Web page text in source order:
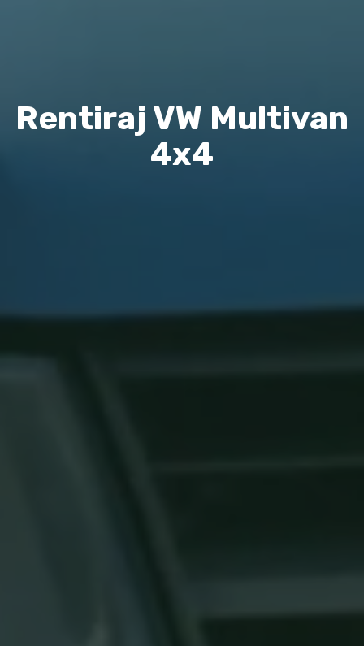
Rentiraj VW Multivan
4x4